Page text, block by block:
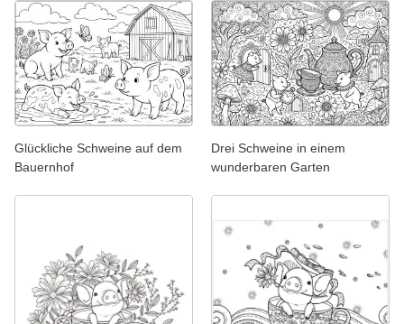
Glückliche Schweine auf dem
Bauernhof
Drei Schweine in einem
wunderbaren Garten